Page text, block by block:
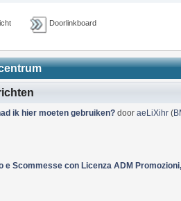
Doorlinkboard
ik hier moeten gebruiken? dooraeLiXihr (
e Scommesse con Licenza ADM